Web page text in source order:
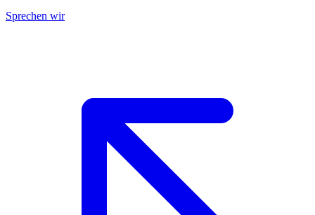
Sprechen wir